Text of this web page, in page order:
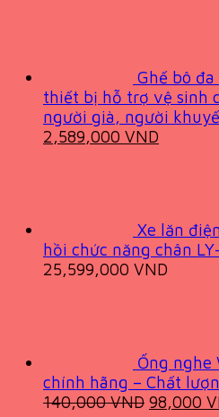
Ghế bô
thiết bị hỗ trợ vệ sinh
người già, người
Original
2,589,000 VND
Xe lăn
hồi chức năng chân
25,599,000 VND
Ống nghe
chính hãng – Chất
140,000VND Original
98,000